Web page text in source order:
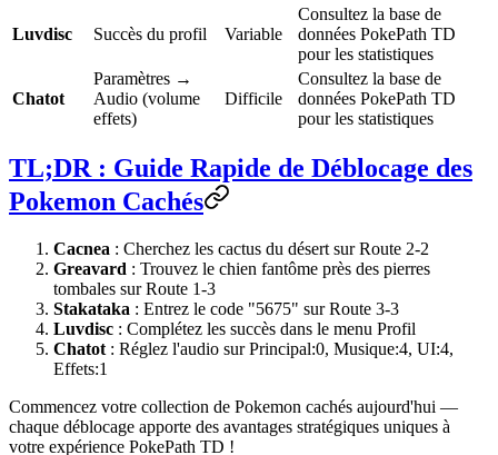
Luvdisc Succès du profil Variable
Consultez la base de
données PokePath TD
pour les statistiques
Chatot
Paramètres →
Audio (volume
effets)
Difficile
Consultez la base de
données PokePath TD
pour les statistiques
TL;DR : Guide Rapide de Déblocage des
Pokemon Cachés
Cacnea : Cherchez les cactus du désert sur Route 2-2
Greavard : Trouvez le chien fantôme près des pierres
tombales sur Route 1-3
Stakataka : Entrez le code "5675" sur Route 3-3
Luvdisc : Complétez les succès dans le menu Profil
Chatot : Réglez l'audio sur Principal:0, Musique:4, UI:4,
Effets:1
Commencez votre collection de Pokemon cachés aujourd'hui —
chaque déblocage apporte des avantages stratégiques uniques à
votre expérience PokePath TD !